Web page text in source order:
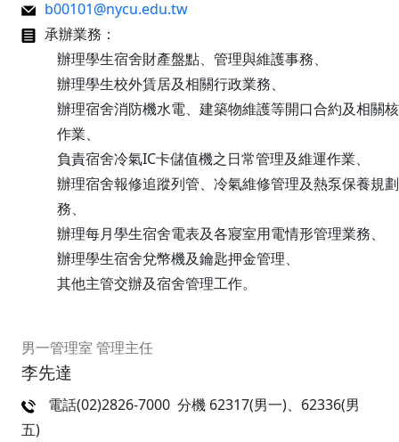
b00101@nycu.edu.tw
承辦業務：
辦理學生宿舍財產盤點、管理與維護事務、
辦理學生校外賃居及相關行政業務、
辦理宿舍消防機水電、建築物維護等開口合約及相關
作業、
負責宿舍冷氣IC卡儲值機之日常管理及維運作業、
辦理宿舍報修追蹤列管、冷氣維修管理及熱泵保養規
務、
辦理每月學生宿舍電表及各寢室用電情形管理業務、
辦理學生宿舍兌幣機及鑰匙押金管理、
其他主管交辦及宿舍管理工作。
男一管理室 管理主任
李先達
電話(02)2826-7000 分機 62317(男一)、62336(男
五)